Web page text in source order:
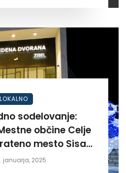
LOKALNO
sodelovanje:
občine Celje
mesto Sisak.
času!”
januarja, 2025